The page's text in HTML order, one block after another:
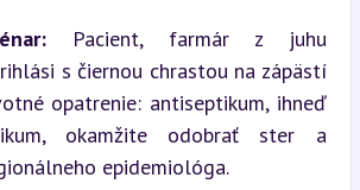
Pacient, farmár z juhu
s čiernou chrastou na zápästí
opatrenie: antiseptikum, ihneď
okamžite odobrať ster a
epidemiológa.